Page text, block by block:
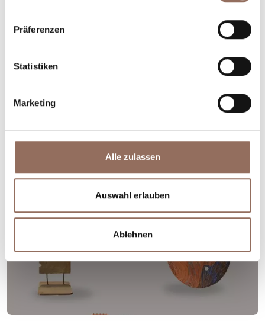
Präferenzen
Statistiken
Marketing
Alle zulassen
Auswahl erlauben
Ablehnen
Exhibition: “Dalla Terra alla Terrà” -
11. August 2026